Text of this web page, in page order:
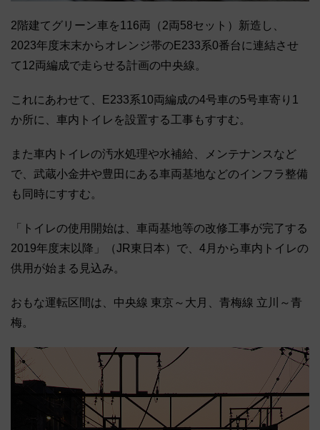
2階建てグリーン車を116両（2両58セット）新造し、
2023年度末末からオレンジ帯のE233系0番台に連結させ
て12両編成で走らせる計画の中央線。
これにあわせて、E233系10両編成の4号車の5号車寄り1
か所に、車内トイレを設置する工事もすすむ。
また車内トイレの汚水処理や水補給、メンテナンスなど
で、武蔵小金井や豊田にある車両基地などのインフラ整備
も同時にすすむ。
「トイレの使用開始は、車両基地等の改修工事が完了する
2019年度末以降」（JR東日本）で、4月から車内トイレの
供用が始まる見込み。
おもな運転区間は、中央線 東京～大月、青梅線 立川～青
梅。